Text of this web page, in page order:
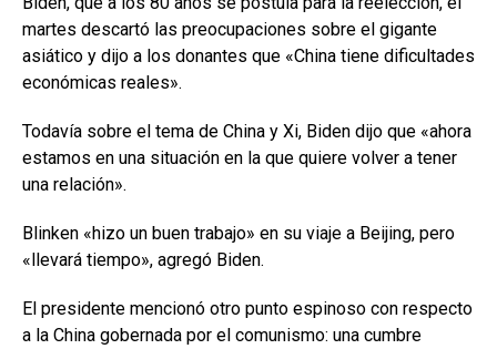
martes descartó las preocupaciones sobre el gigante
asiático y dijo a los donantes que «China tiene dificultades
económicas reales».
Todavía sobre el tema de China y Xi, Biden dijo que «ahora
estamos en una situación en la que quiere volver a tener
una relación».
Blinken «hizo un buen trabajo» en su viaje a Beijing, pero
«llevará tiempo», agregó Biden.
El presidente mencionó otro punto espinoso con respecto
a la China gobernada por el comunismo: una cumbre